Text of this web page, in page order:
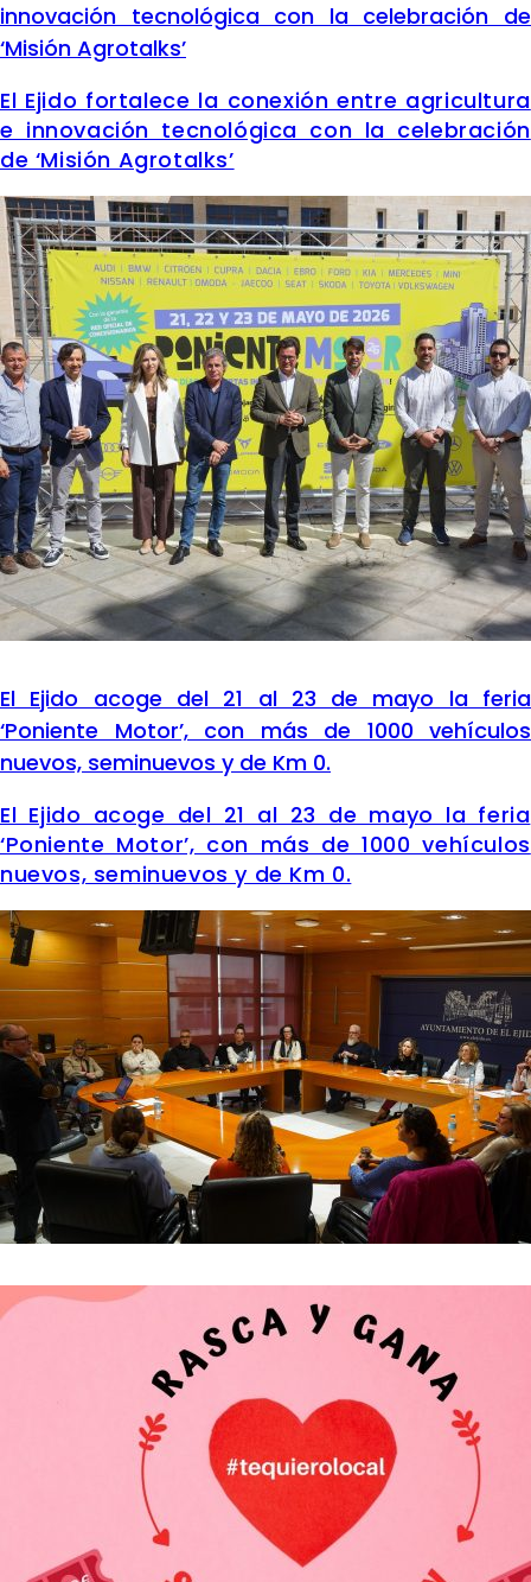
innovación tecnológica con la celebración de
‘Misión Agrotalks’
El Ejido fortalece la conexión entre agricultura
e innovación tecnológica con la celebración
de ‘Misión Agrotalks’
El Ejido acoge del 21 al 23 de mayo la feria
‘Poniente Motor’, con más de 1000 vehículos
nuevos, seminuevos y de Km 0.
El Ejido acoge del 21 al 23 de mayo la feria
‘Poniente Motor’, con más de 1000 vehículos
nuevos, seminuevos y de Km 0.